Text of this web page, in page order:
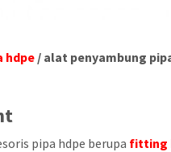
hdpe / alat penyambung
pipa hdpe berupa fitting